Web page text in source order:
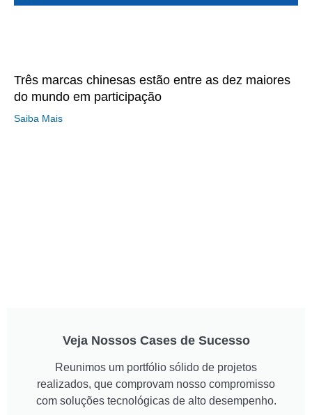
Três marcas chinesas estão entre as dez maiores
do mundo em participação
Saiba Mais
Veja Nossos Cases de Sucesso
Reunimos um portfólio sólido de projetos
realizados, que comprovam nosso compromisso
com soluções tecnológicas de alto desempenho.